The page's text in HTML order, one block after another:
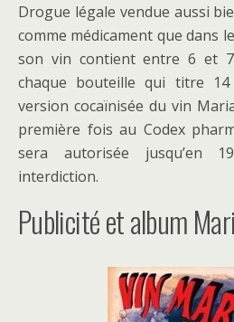
Drogue légale vendue aussi
comme médicament que dans
son vin contient entre 6 et
chaque bouteille qui titre
version cocaïnisée du vin
première fois au Codex
sera autorisée jusqu’en
interdiction.
Publicité et album